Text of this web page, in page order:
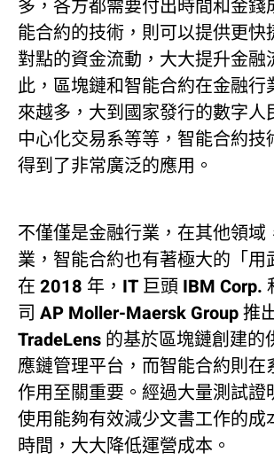
多，各方都需要付出時間和金錢
能合約的技術，則可以提供更快
對點的資金流動，大大提升金融
此，區塊鏈和智能合約在金融行
來越多，大到國家發行的數字人
中心化交易系等等，智能合約技
得到了非常廣泛的應用。
不僅僅是金融行業，在其他領域
業，智能合約也有著極大的「用
在 2018 年，IT 巨頭 IBM Corp.
司 AP Moller-Maersk Group 推
TradeLens 的基於區塊鏈創建的
應鏈管理平台，而智能合約則在
作用至關重要。經過大量測試證
使用能夠有效減少文書工作的成
時間，大大降低運營成本。